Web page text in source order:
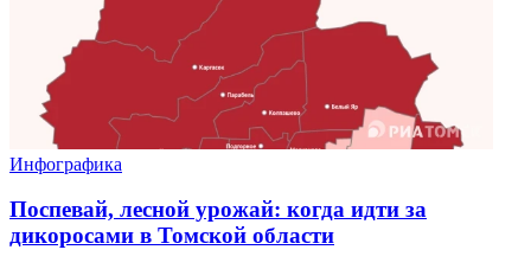
Инфографика
Поспевай, лесной урожай: когда идти за
дикоросами в Томской области